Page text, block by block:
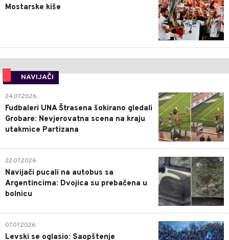
Mostarske kiše
NAVIJAČI
0
24.07.2026.
Fudbaleri UNA Štrasena šokirano gledali
Grobare: Nevjerovatna scena na kraju
utakmice Partizana
0
22.07.2026.
Navijači pucali na autobus sa
Argentincima: Dvojica su prebačena u
bolnicu
1
07.07.2026.
Levski se oglasio: Saopštenje